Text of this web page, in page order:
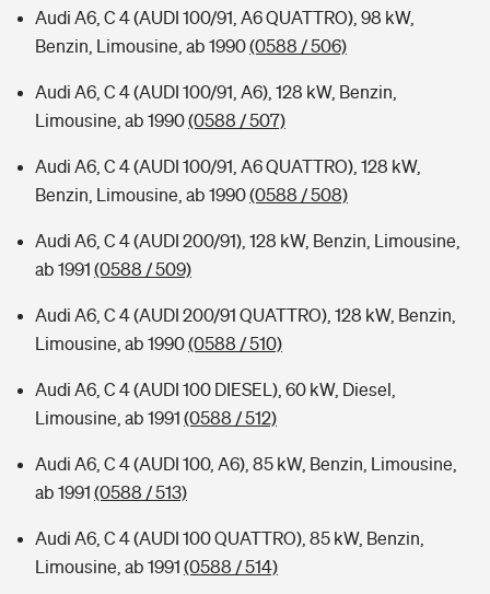
Kinderunfall-Check: Mehr Sicherheit für deine Kids
Typklassen: So ist Ihr Auto eingestuft
Sie haben Fragen?
Audi A6, C 4 (AUDI 100/91, A6 QUATTRO), 98 kW,
Benzin, Limousine, ab 1990(0588 / 506)
Audi A6, C 4 (AUDI 100/91, A6), 128 kW, Benzin,
Limousine, ab 1990(0588 / 507)
Audi A6, C 4 (AUDI 100/91, A6 QUATTRO), 128 kW,
Benzin, Limousine, ab 1990(0588 / 508)
Audi A6, C 4 (AUDI 200/91), 128 kW, Benzin, Limousine,
ab 1991 (0588 / 509)
Audi A6, C 4 (AUDI 200/91 QUATTRO), 128 kW, Benzin,
Limousine, ab 1990(0588 / 510)
Audi A6, C 4 (AUDI 100 DIESEL), 60 kW, Diesel,
Limousine, ab 1991 (0588 / 512)
Audi A6, C 4 (AUDI 100, A6), 85 kW, Benzin, Limousine,
ab 1991 (0588 / 513)
Audi A6, C 4 (AUDI 100 QUATTRO), 85 kW, Benzin,
Limousine, ab 1991 (0588 / 514)